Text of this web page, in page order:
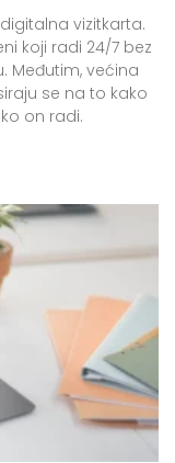
vizitkarta.
koji radi 24/7 bez
Međutim, većina
se na to kako
on radi.